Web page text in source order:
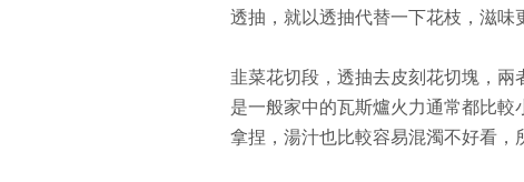
透抽，就以透抽代替一下花枝，滋味
韭菜花切段，透抽去皮刻花切塊，兩
是一般家中的瓦斯爐火力通常都比
拿捏，湯汁也比較容易混濁不好看，